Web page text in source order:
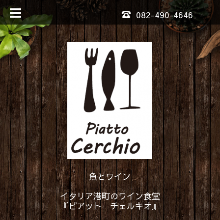
082-490-4646
魚とワイン
イタリア港町のワイン食堂
『ピアット チェルキオ』